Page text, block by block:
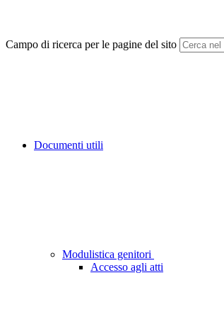
Campo di ricerca per le pagine del sito
Documenti utili
Modulistica genitori
Accesso agli atti